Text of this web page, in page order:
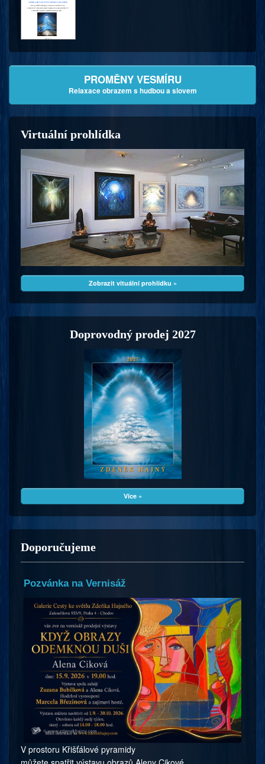
PROMĚNY VESMÍRU
Relaxace obrazem s hudbou a slovem
Virtuální prohlídka
Zobrazit vituální prohlídku »
Doprovodný prodej 2027
Více »
Doporučujeme
Pozvánka na Vernisáž
V prostoru Křišťálové pyramidy